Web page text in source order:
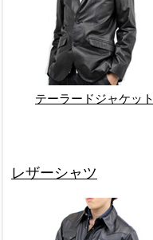
テーラードジャケット
レザーシャツ